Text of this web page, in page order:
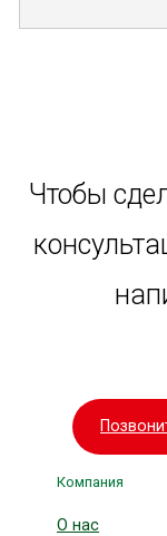
Чтобы
Компания
О нас